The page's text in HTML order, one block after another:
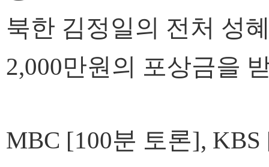
북한 김정일의 전처 성
2,000만원의 포상금을
MBC [100분 토론],